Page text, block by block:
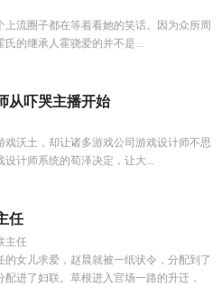
上流圈子都在等着看她的笑话。因为众所周
氏的继承人霍骁爱的并不是...
从吓哭主播开始
戏沃土，却让诸多游戏公司游戏设计师不思
设计师系统的荀泽决定，让大...
任
主任
的女儿求爱，赵晨就被一纸状令，分配到了
配进了妇联。草根进入官场一路的升迁，